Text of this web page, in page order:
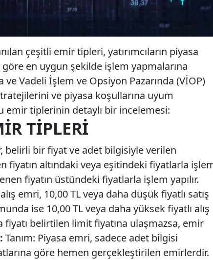
çeşitli emir tipleri, yatırımcıların piyasa
en uygun şekilde işlem yapmalarına
ve Vadeli İşlem ve Opsiyon Pazarında (VİOP)
ve piyasa koşullarına uyum
emir tiplerinin detaylı bir incelemesi:
TIPLERI
belirli bir fiyat ve adet bilgisiyle verilen
fiyatın altındaki veya eşitindeki fiyatlarla
fiyatın üstündeki fiyatlarla işlem yapılır.
emri, 10,00 TL veya daha düşük fiyatlı satış
ise 10,00 TL veya daha yüksek fiyatlı alış
fiyatı belirtilen limit fiyatına ulaşmazsa, emir
Tanım: Piyasa emri, sadece adet bilgisi
göre hemen gerçekleştirilen emirlerdir.